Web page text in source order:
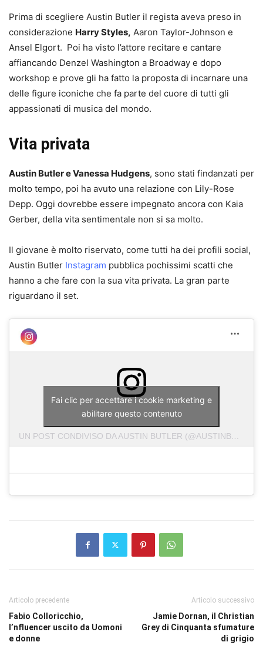
Prima di scegliere Austin Butler il regista aveva preso in
considerazione Harry Styles, Aaron Taylor-Johnson e
Ansel Elgort. Poi ha visto l’attore recitare e cantare
affiancando Denzel Washington a Broadway e dopo
workshop e prove gli ha fatto la proposta di incarnare una
delle figure iconiche che fa parte del cuore di tutti gli
appassionati di musica del mondo.
Vita privata
Austin Butler e Vanessa Hudgens, sono stati findanzati per
molto tempo, poi ha avuto una relazione con Lily-Rose
Depp. Oggi dovrebbe essere impegnato ancora con Kaia
Gerber, della vita sentimentale non si sa molto.
Il giovane è molto riservato, come tutti ha dei profili social,
Austin Butler Instagram pubblica pochissimi scatti che
hanno a che fare con la sua vita privata. La gran parte
riguardano il set.
UN POST CONDIVISO DA AUSTIN BUTLER (@AUSTINBUTLER)
Fai clic per accettare i cookie marketing e
abilitare questo contenuto
Articolo precedente
Fabio Colloricchio,
l’nfluencer uscito da Uomoni
e donne
Articolo successivo
Jamie Dornan, il Christian
Grey di Cinquanta sfumature
di grigio